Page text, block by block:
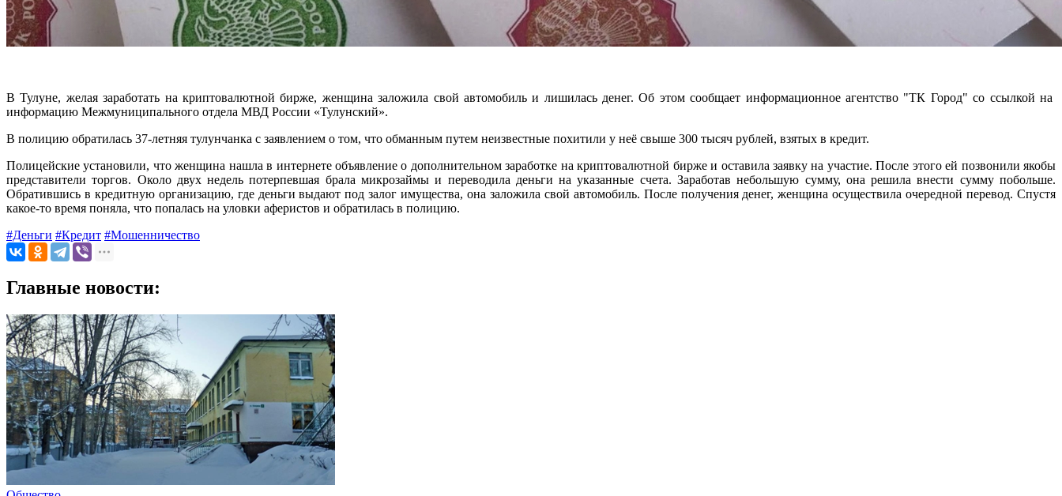
В Тулуне, желая заработать на криптовалютной бирже, женщина заложила свой автомобиль и лишилась денег. Об этом сообщает информационное агентство "ТК Город" со ссылкой на
информацию Межмуниципального отдела МВД России «Тулунский».
В полицию обратилась 37-летняя тулунчанка с заявлением о том, что обманным путем неизвестные похитили у неё свыше 300 тысяч рублей, взятых в кредит.
Полицейские установили, что женщина нашла в интернете объявление о дополнительном заработке на криптовалютной бирже и оставила заявку на участие. После этого ей позвонили якобы
представители торгов. Около двух недель потерпевшая брала микрозаймы и переводила деньги на указанные счета. Заработав небольшую сумму, она решила внести сумму побольше.
Обратившись в кредитную организацию, где деньги выдают под залог имущества, она заложила свой автомобиль. После получения денег, женщина осуществила очередной перевод. Спустя
какое-то время поняла, что попалась на уловки аферистов и обратилась в полицию.
#Деньги #Кредит #Мошенничество
Главные новости: